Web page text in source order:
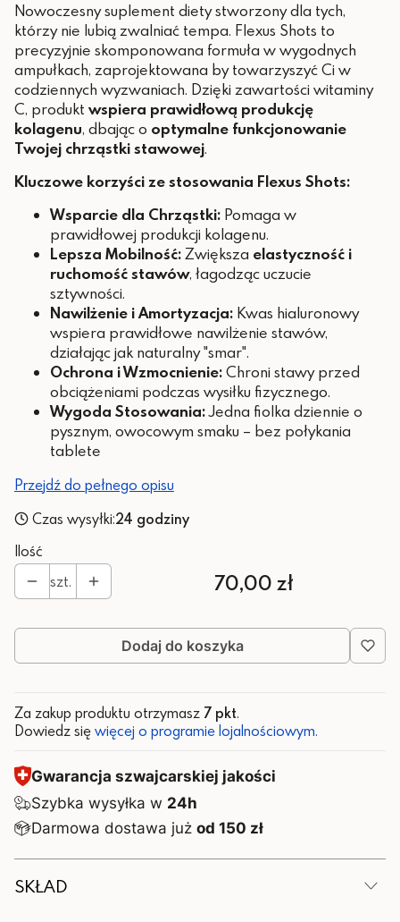
Nowoczesny suplement diety stworzony dla tych,
którzy nie lubią zwalniać tempa. Flexus Shots to
precyzyjnie skomponowana formuła w wygodnych
ampułkach, zaprojektowana by towarzyszyć Ci w
codziennych wyzwaniach. Dzięki zawartości witaminy
C, produkt wspiera prawidłową produkcję
kolagenu, dbając o optymalne funkcjonowanie
Twojej chrząstki stawowej.
Kluczowe korzyści ze stosowania Flexus Shots:
Wsparcie dla Chrząstki: Pomaga w
prawidłowej produkcji kolagenu.
Lepsza Mobilność:Zwiększa elastyczność i
ruchomość stawów, łagodząc uczucie
sztywności.
Nawilżenie i Amortyzacja: Kwas hialuronowy
wspiera prawidłowe nawilżenie stawów,
działając jak naturalny "smar".
Ochrona i Wzmocnienie:Chroni stawy przed
obciążeniami podczas wysiłku fizycznego.
Wygoda Stosowania:Jedna fiolka dziennie o
pysznym, owocowym smaku – bez połykania
tablete
Przejdź do pełnego opisu
Czas wysyłki:24 godziny
Ilość
szt.
Cena
70,00 zł
Dodaj do koszyka
Za zakup produktu otrzymasz 7 pkt.
Dowiedz się więcej o programie lojalnościowym.
Gwarancja szwajcarskiej jakości
Szybka wysyłka w 24h
Darmowa dostawa jużod 150 zł
SKŁAD